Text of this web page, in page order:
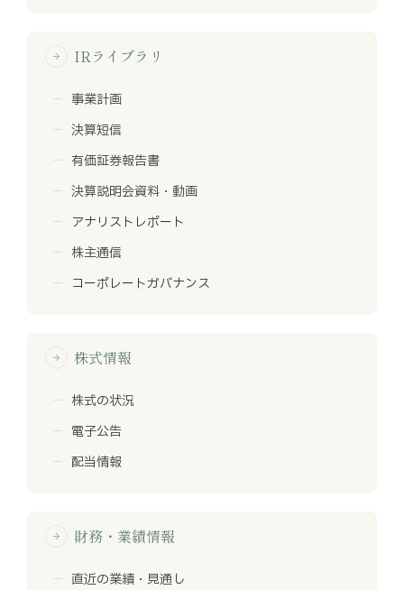
arrow_forward IRライブラリ
事業計画
決算短信
有価証券報告書
決算説明会資料・動画
アナリストレポート
株主通信
コーポレートガバナンス
arrow_forward 株式情報
株式の状況
電子公告
配当情報
arrow_forward 財務・業績情報
直近の業績・見通し